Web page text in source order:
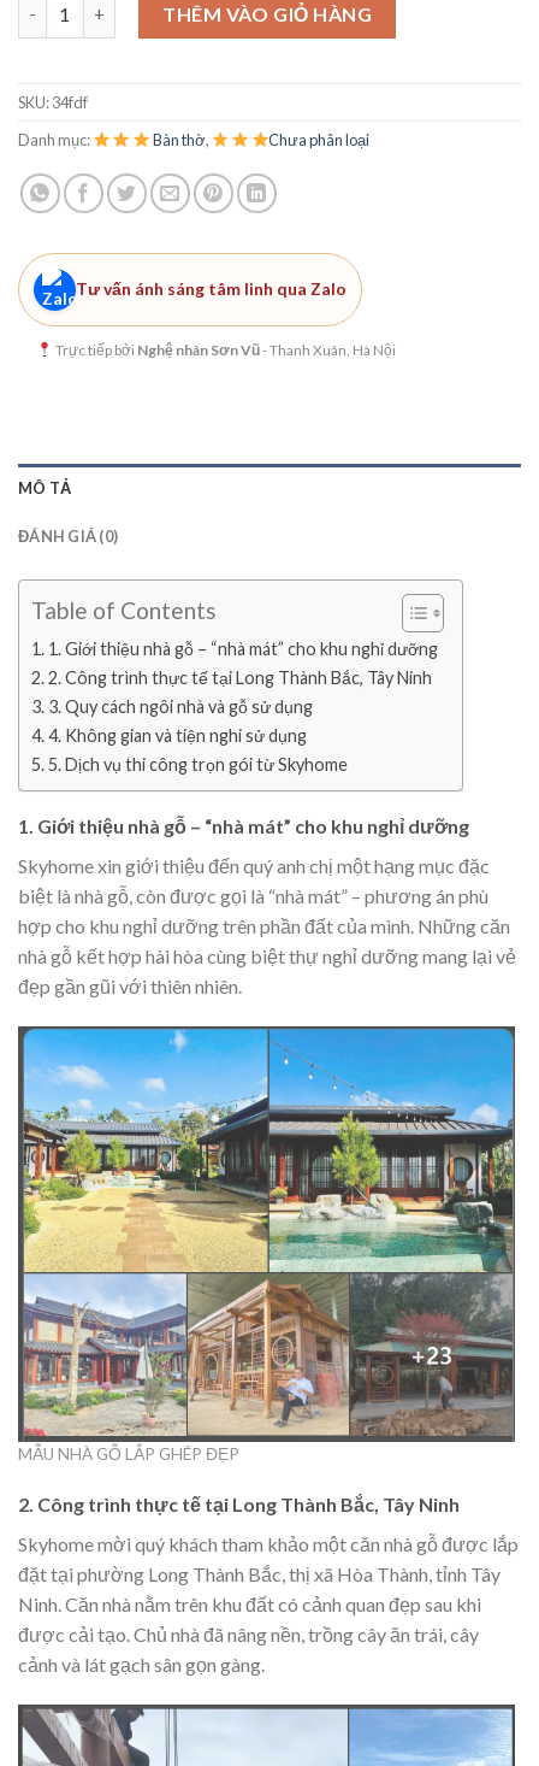
THÊM VÀO GIỎ HÀNG
SKU:34fdf
Danh mục:
Bàn thờ, Chưa phân loại
Tư vấn ánh sáng tâm linh qua Zalo
Trực tiếp bởi Nghệ nhân Sơn Vũ- Thanh Xuân, Hà Nội
MÔ TẢ
ĐÁNH GIÁ (0)
Table of Contents
1. Giới thiệu nhà gỗ – “nhà mát” cho khu nghỉ dưỡng
2. Công trình thực tế tại Long Thành Bắc, Tây Ninh
3. Quy cách ngôi nhà và gỗ sử dụng
4. Không gian và tiện nghi sử dụng
5. Dịch vụ thi công trọn gói từ Skyhome
1. Giới thiệu nhà gỗ – “nhà mát” cho khu nghỉ dưỡng
Skyhome xin giới thiệu đến quý anh chị một hạng mục đặc
biệt là nhà gỗ, còn được gọi là “nhà mát” – phương án phù
hợp cho khu nghỉ dưỡng trên phần đất của mình. Những căn
nhà gỗ kết hợp hài hòa cùng biệt thự nghỉ dưỡng mang lại vẻ
đẹp gần gũi với thiên nhiên.
MẪU NHÀ GỖ LẮP GHÉP ĐẸP
2. Công trình thực tế tại Long Thành Bắc, Tây Ninh
Skyhome mời quý khách tham khảo một căn nhà gỗ được lắp
đặt tại phường Long Thành Bắc, thị xã Hòa Thành, tỉnh Tây
Ninh. Căn nhà nằm trên khu đất có cảnh quan đẹp sau khi
được cải tạo. Chủ nhà đã nâng nền, trồng cây ăn trái, cây
cảnh và lát gạch sân gọn gàng.